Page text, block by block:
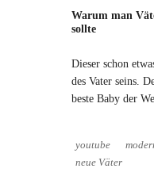
Warum man
sollte
Dieser schon
des Vater seins.
beste Baby der
youtube
neue Väter